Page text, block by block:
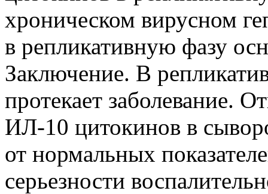
хроническом вирусном
в репликативную фазу
Заключение. В
протекает заболевание.
ИЛ-10 цитокинов в
от нормальных
серьезности